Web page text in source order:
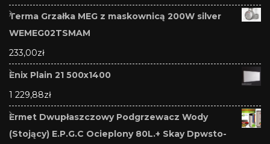
Terma Grzałka MEG z maskownicą 200W silver
WEMEG02TSMAM
233,00zł
Enix Plain 21 500x1400
1 229,88zł
Ermet Dwupłaszczowy Podgrzewacz Wody
(Stojący) E.P.G.C Ocieplony 80L.+ Skay Dpwsto-